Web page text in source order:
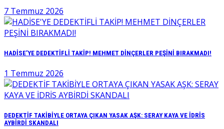
7 Temmuz 2026
HADİSE’YE DEDEKTİFLİ TAKİP! MEHMET DİNÇERLER PEŞİNİ BIRAKMADI!
1 Temmuz 2026
DEDEKTİF TAKİBİYLE ORTAYA ÇIKAN YASAK AŞK: SERAY KAYA VE İDRİS
AYBİRDİ SKANDALI